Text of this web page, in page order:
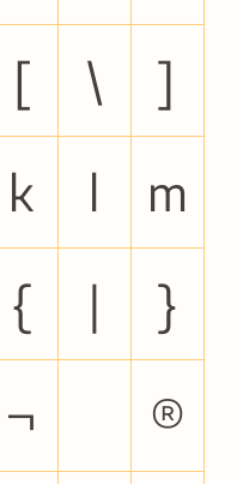
[ \
]
k l
m
{ |
}
¬
®